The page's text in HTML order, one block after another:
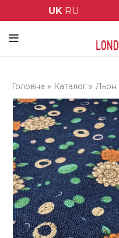
UK RU
Головна » Каталог »Льон